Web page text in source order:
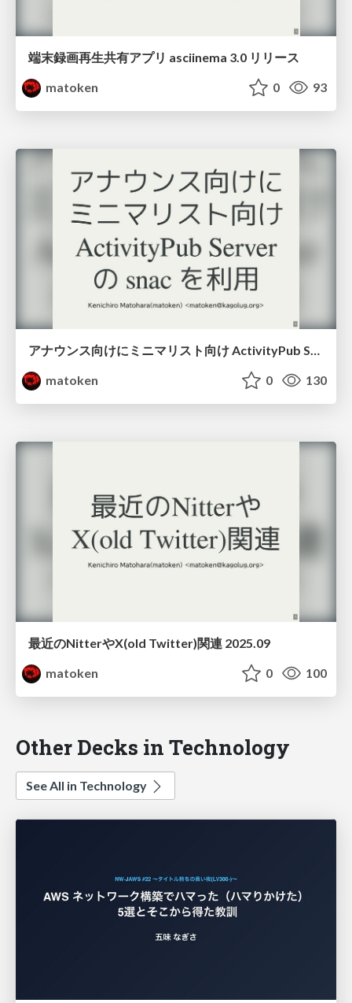
端末録画再生共有アプリ asciinema 3.0 リリース
matoken
0 93
アナウンス向けにミニマリスト向け ActivityPub Server の snac を利用
matoken
0 130
最近のNitterやX(old Twitter)関連 2025.09
matoken
0 100
Other Decks in Technology
See All in Technology